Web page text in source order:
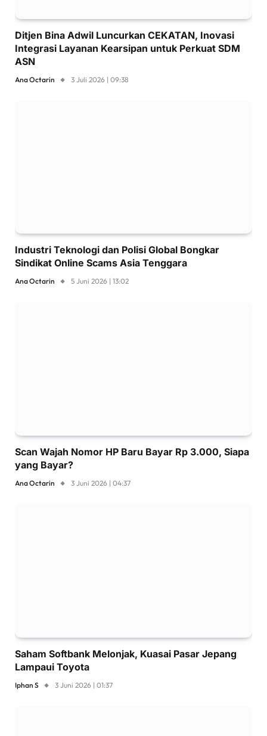
Ditjen Bina Adwil Luncurkan CEKATAN, Inovasi
Integrasi Layanan Kearsipan untuk Perkuat SDM
ASN
Ana Octarin 3 Juli 2026 | 09:38
Industri Teknologi dan Polisi Global Bongkar
Sindikat Online Scams Asia Tenggara
Ana Octarin 5 Juni 2026 | 13:02
Scan Wajah Nomor HP Baru Bayar Rp 3.000, Siapa
yang Bayar?
Ana Octarin 3 Juni 2026 | 04:37
Saham Softbank Melonjak, Kuasai Pasar Jepang
Lampaui Toyota
Iphan S 3 Juni 2026 | 01:37